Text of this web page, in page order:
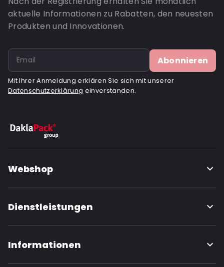
aktuelle Informationen zu Rabatten, den neuesten
Produkten und Innovationen.
Abonnieren
Mit Ihrer Anmeldung erklären Sie sich mit unserer
Datenschutzerklärung einverstanden.
Webshop
Dienstleistungen
Informationen